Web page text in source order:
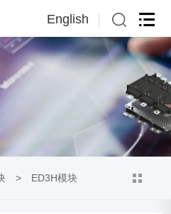
English
English
> ED3H模块